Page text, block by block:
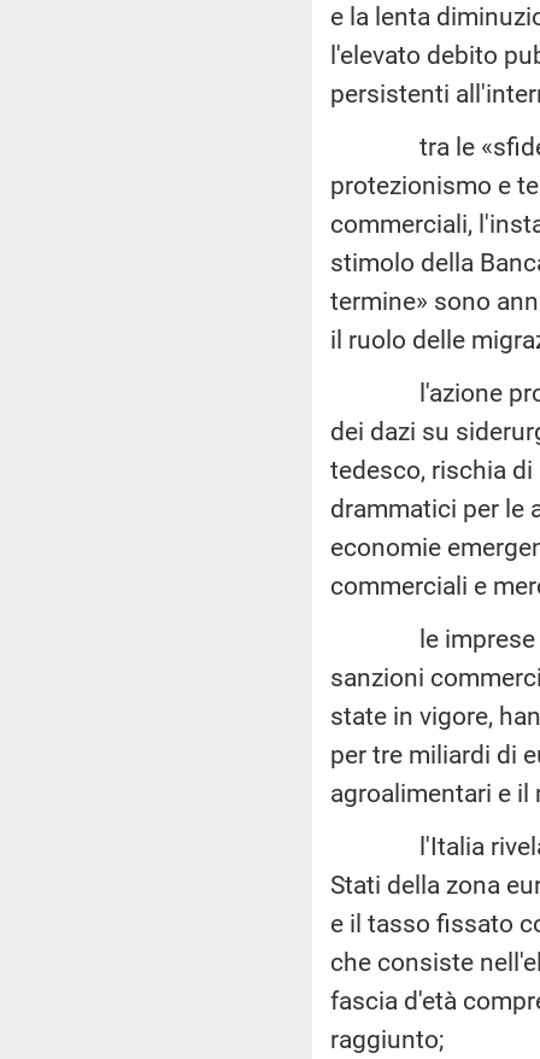
e la lenta
l'elevato debito
persistenti
tra le «sfide a
protezionismo e
commerciali,
stimolo della
termine» sono
il ruolo delle
l'azione
dei dazi su
tedesco, rischia
drammatici per le
economie
commerciali e
le imprese
sanzioni
state in vigore,
per tre miliardi di
agroalimentari e il
l'Italia rivela
Stati della zona
e il tasso fissato
che consiste
fascia d'età
raggiunto;